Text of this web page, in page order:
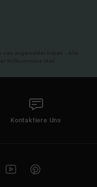
neu angemeldet haben - Alle
Willkommens-Mail
Kontaktiere Uns